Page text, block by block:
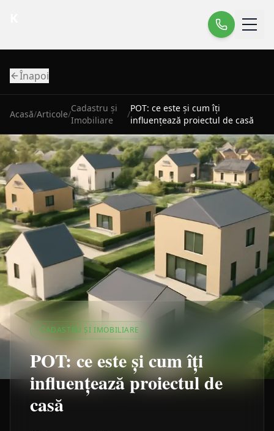
Înapoi
Acasă/Articole/
Cadastru și
Imobiliare
/
POT: ce este și cum îți
influențează proiectul de casă
CADASTRU ȘI IMOBILIARE
POT: ce este și cum îți
influențează proiectul de
casă